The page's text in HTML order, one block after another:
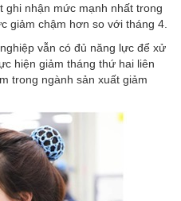
ghi nhận mức mạnh nhất trong
giảm chậm hơn so với tháng 4.
vẫn có đủ năng lực để xử
hiện giảm tháng thứ hai liên
trong ngành sản xuất giảm